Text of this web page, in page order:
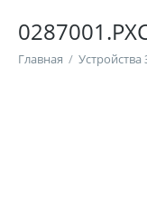
Главная /